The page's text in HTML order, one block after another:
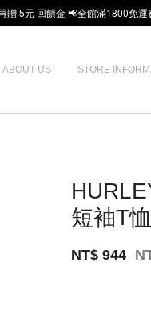
贈 5元 回饋金 📢全館滿1800免運
ABOUT US STORE
短袖T恤
NT$ 944